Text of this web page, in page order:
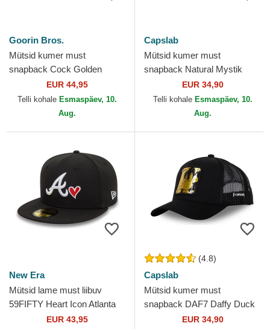
Goorin Bros.
Mütsid kumer must
snapback Cock Golden
Suede The Farm Goorin
Bros.
EUR 44,95
Telli kohale Esmaspäev, 10.
Aug.
Capslab
Mütsid kumer must
snapback Natural Mystik
MYS Lõvi Müütilised olendid
Capslab
EUR 34,90
Telli kohale Esmaspäev, 10.
Aug.
New Era
Mütsid lame must liibuv
59FIFTY Heart Icon Atlanta
Braves MLB New Era
EUR 43,95
(4.8)
Capslab
Mütsid kumer must
snapback DAF7 Daffy Duck
Looney Tunes Capslab
EUR 34,90